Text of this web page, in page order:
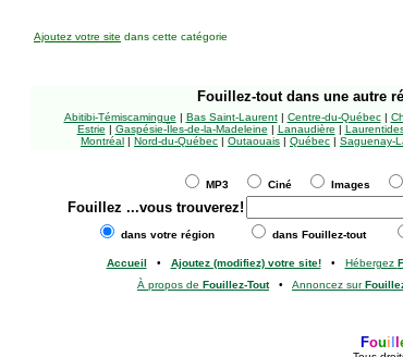
Ajoutez votre site dans cette catégorie
Fouillez-tout dans une autre
Abitibi-Témiscamingue | Bas Saint-Laurent| Centre-du-Québec|
Estrie | Gaspésie-Îles-de-la-Madeleine | Lanaudière |
Montréal | Nord-du-Québec | Outaouais | Québec | Saguenay-
MP3 Ciné Images
Fouillez ...vous trouverez!
dans votre région dans Fouillez-tout
Accueil • Ajoutez (modifiez) votre site!• Hébergez
À propos de Fouillez-Tout• Annoncez sur
Foui